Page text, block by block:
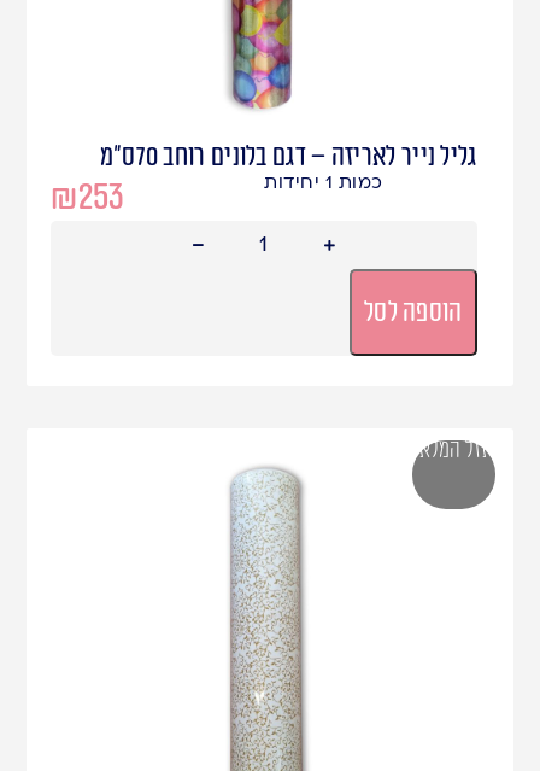
גליל נייר לאריזה – דגם בלונים רוחב 70ס"מ
₪253 כמות 1 יחידות
הוספה לסל
אזל המלאי